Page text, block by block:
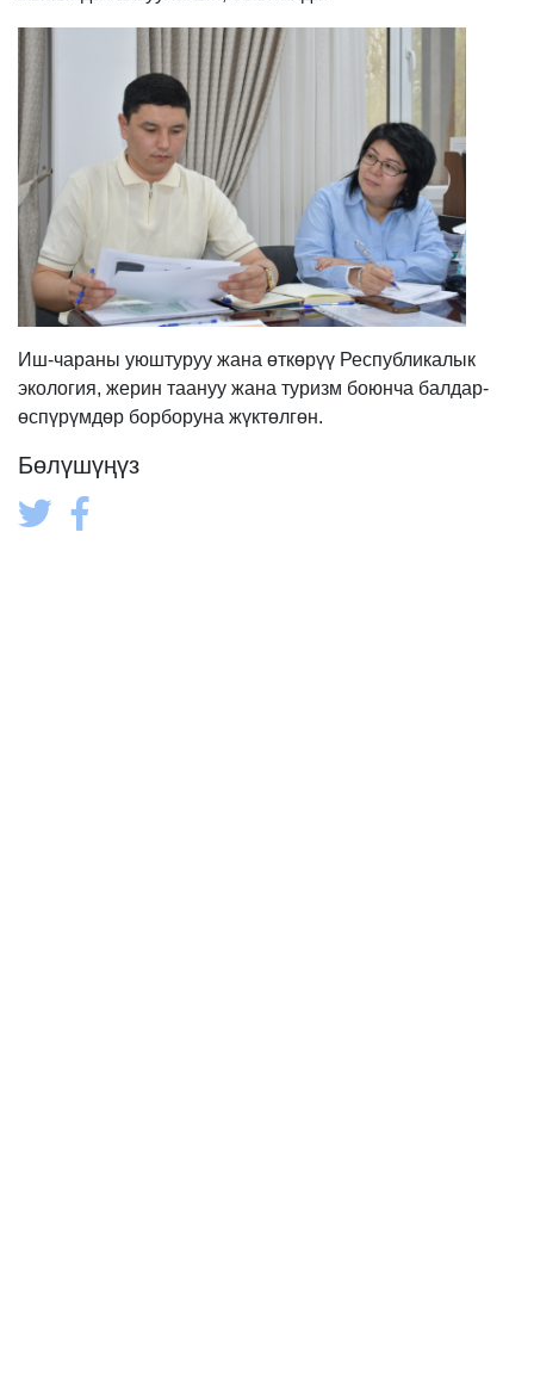
Иш-чараны уюштуруу жана өткөрүү Республикалык
экология, жерин таануу жана туризм боюнча балдар-
өспүрүмдөр борборуна жүктөлгөн.
Бөлүшүңүз